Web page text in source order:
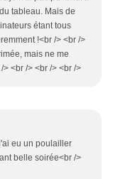
tableau. Mais de
étant tous
!<br /> <br />
mais ne me
<br /> <br /> <br />
eu un poulailler
belle soirée<br />